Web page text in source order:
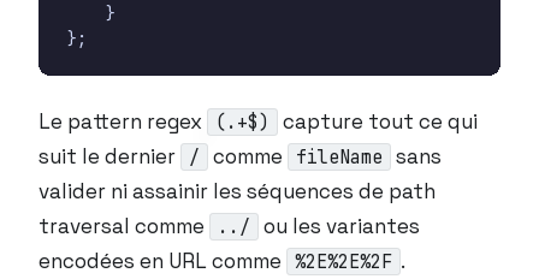
}
};
Le pattern regex (.+$)
capture tout ce qui
suit le dernier
/ comme fileName
sans
valider ni assainir les séquences de path
traversal comme
../
ou les variantes
encodées en URL comme
%2E%2E%2F .